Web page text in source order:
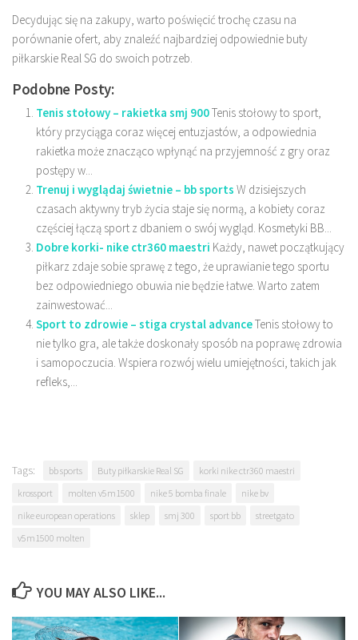
Decydując się na zakupy, warto poświęcić trochę czasu na
porównanie ofert, aby znaleźć najbardziej odpowiednie buty
piłkarskie Real SG do swoich potrzeb.
Podobne Posty:
Tenis stołowy – rakietka smj 900Tenis stołowy to sport,
który przyciąga coraz więcej entuzjastów, a odpowiednia
rakietka może znacząco wpłynąć na przyjemność z gry oraz
postępy w...
Trenuj i wyglądaj świetnie – bb sports W dzisiejszych
czasach aktywny tryb życia staje się normą, a kobiety coraz
częściej łączą sport z dbaniem o swój wygląd. Kosmetyki BB...
Dobre korki- nike ctr360 maestri Każdy, nawet początkujący
piłkarz zdaje sobie sprawę z tego, że uprawianie tego sportu
bez odpowiedniego obuwia nie będzie łatwe. Warto zatem
zainwestować...
Sport to zdrowie – stiga crystal advanceTenis stołowy to
nie tylko gra, ale także doskonały sposób na poprawę zdrowia
i samopoczucia. Wspiera rozwój wielu umiejętności, takich jak
refleks,...
Tags: bb sports Buty piłkarskie Real SG
korki nike ctr360 maestri
krossport
molten v5m1500 nike 5 bomba finale
nike bv
nike european operations
sklep smj 300 sport bb
streetgato
v5m1500 molten
YOU MAY ALSO LIKE...